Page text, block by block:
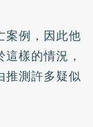
案例，因此他
樣的情況，
推測許多疑似